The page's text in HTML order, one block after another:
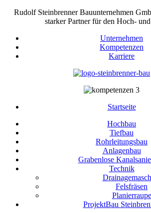
Rudolf Steinbrenner Bauunternehmen
starker Partner für den Hoch-
Unternehmen
Kompetenzen
Karriere
Startseite
Hochbau
Tiefbau
Rohrleitungsbau
Anlagenbau
Grabenlose
Technik
Felsfräsen
Planierraupe
ProjektBau